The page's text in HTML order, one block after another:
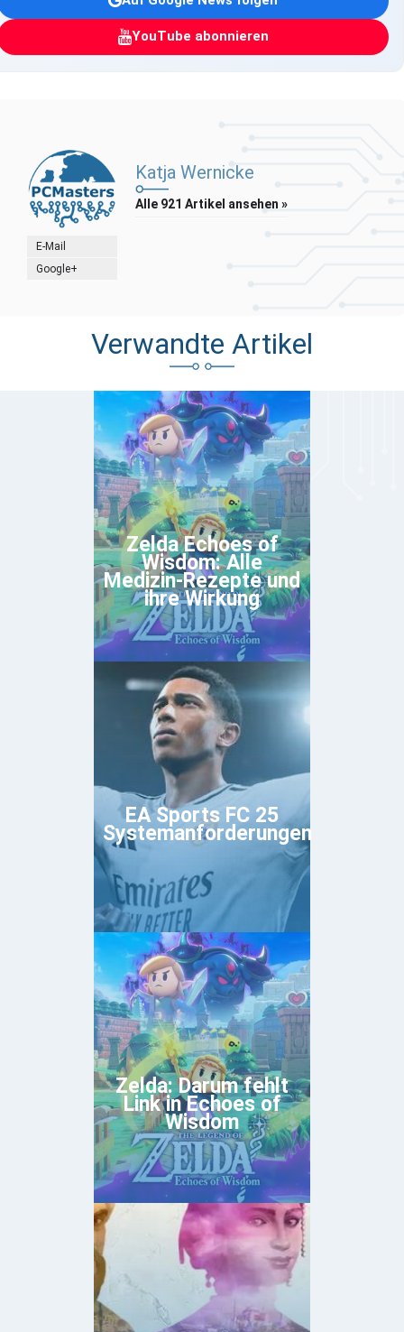
YouTube abonnieren
E-Mail
Google+
Katja Wernicke
Alle 921 Artikel ansehen »
Verwandte Artikel
Zelda Echoes of
Wisdom: Alle
Medizin-Rezepte und
ihre Wirkung
EA Sports FC 25
Systemanforderungen
Zelda: Darum fehlt
Link in Echoes of
Wisdom